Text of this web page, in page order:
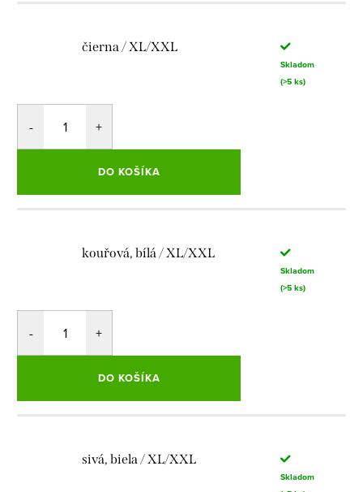
čierna / XL/XXL
Skladom
(>5 ks)
DO KOŠÍKA
kouřová, bílá / XL/XXL
Skladom
(>5 ks)
DO KOŠÍKA
sivá, biela / XL/XXL
Skladom